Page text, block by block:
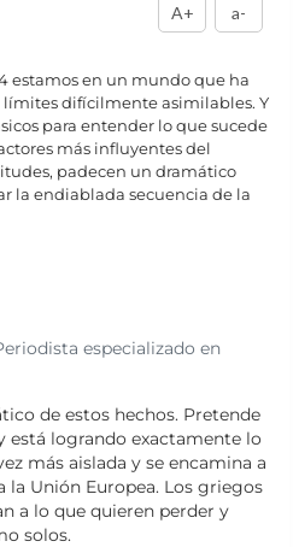
A+
a-
estamos en un mundo que ha
difícilmente asimilables. Y
para entender lo que sucede
más influyentes del
padecen un dramático
la endiablada secuencia de la
especializado en
de estos hechos. Pretende
está logrando exactamente lo
más aislada y se encamina a
la Unión Europea. Los griegos
a lo que quieren perder y
solos.